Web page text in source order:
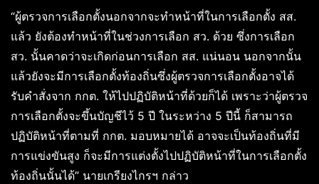
“ผู้ตรวจการเลือกตั้งนอกจากจะทำหน้าที่ในการเลือกตั้ง สส.
แล้ว ยังต้องทำหน้าที่ในช่วงการเลือก สว. ด้วย ซึ่งการเลือก
สว. นั้นคาดว่าจะเกิดก่อนการเลือก สส. แน่นอน นอกจากนั้น
แล้วยังจะมีการเลือกตั้งท้องถิ่นซึ่งผู้ตรวจการเลือกตั้งอาจได้
รับคำสั่งจาก กกต. ให้ไปปฏิบัติหน้าที่ด้วยก็ได้ เพราะว่าผู้ตรวจ
การเลือกตั้งจะขึ้นบัญชีไว้ 5 ปี ในระหว่าง 5 ปีนี้ ก็สามารถ
ปฏิบัติหน้าที่ตามที่ กกต. มอบหมายได้ อาจจะเป็นท้องถิ่นที่มี
การแข่งขันสูง ก็จะมีการแต่งตั้งไปปฏิบัติหน้าที่ในการเลือกตั้ง
ท้องถิ่นนั้นได้” นายเกรียงไกรฯ กล่าว